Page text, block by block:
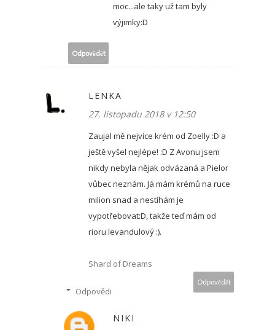
moc...ale taky už tam byly
výjimky:D
Odpovědět
LENKA
27. listopadu 2018 v 12:50
Zaujal mě nejvíce krém od Zoelly :D a
ještě vyšel nejlépe! :D Z Avonu jsem
nikdy nebyla nějak odvázaná a Pielor
vůbec neznám. Já mám krémů na ruce
milion snad a nestíhám je
vypotřebovat:D, takže teď mám od
rioru levandulový :).
Shard of Dreams
Odpovědět
Odpovědi
NIKI